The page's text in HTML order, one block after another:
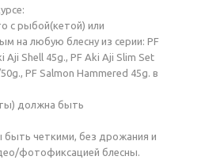
с рыбой(кетой) или
на любую блесну из серии: PF
Aji Shell 45g., PF Aki Aji Slim Set
PF Salmon Hammered 45g. в
должна быть
четкими, без дрожания и
фотофиксацией блесны.